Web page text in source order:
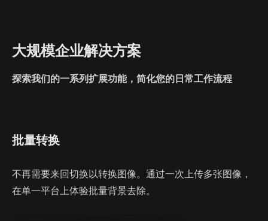
大规模企业解决方案
探索我们的一系列扩展功能，简化您的日常工作流程
批量转换
不再需要来回切换以转换图像。通过一次上传多张图像，
在单一平台上体验批量背景去除。